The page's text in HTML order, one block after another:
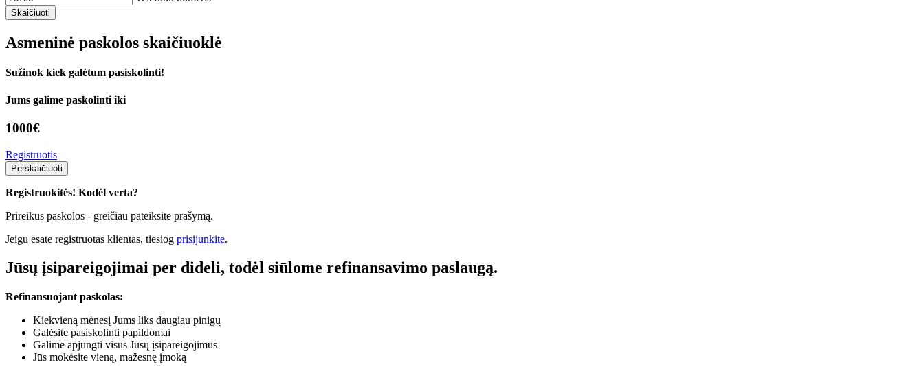
Skaičiuoti
Asmeninė paskolos skaičiuoklė
Sužinok kiek galėtum pasiskolinti!
Jums galime paskolinti iki
1000€
Registruotis
Perskaičiuoti
Registruokitės! Kodėl verta?
Prireikus paskolos - greičiau pateiksite prašymą.
Jeigu esate registruotas klientas, tiesiog prisijunkite.
Jūsų įsipareigojimai per dideli, todėl siūlome refinansavimo paslaugą.
Refinansuojant paskolas:
Kiekvieną mėnesį Jums liks daugiau pinigų
Galėsite pasiskolinti papildomai
Galime apjungti visus Jūsų įsipareigojimus
Jūs mokėsite vieną, mažesnę įmoką